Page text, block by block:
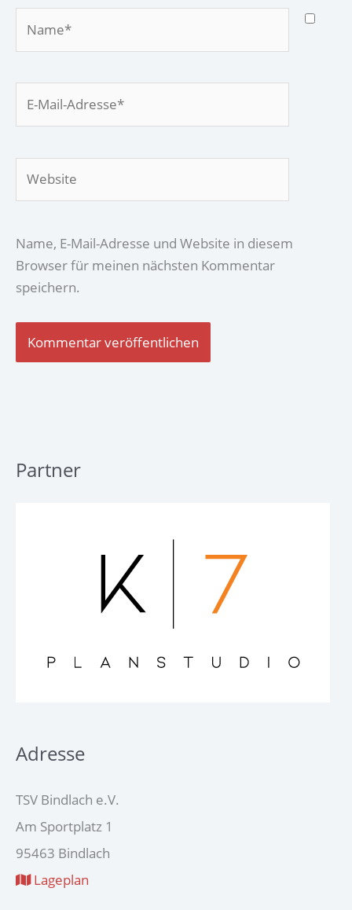
Mail-
Name, E-Mail-Adresse und Website in diesem
Browser für meinen nächsten Kommentar
speichern.
Partner
Adresse
TSV Bindlach e.V.
Am Sportplatz 1
95463 Bindlach
Lageplan